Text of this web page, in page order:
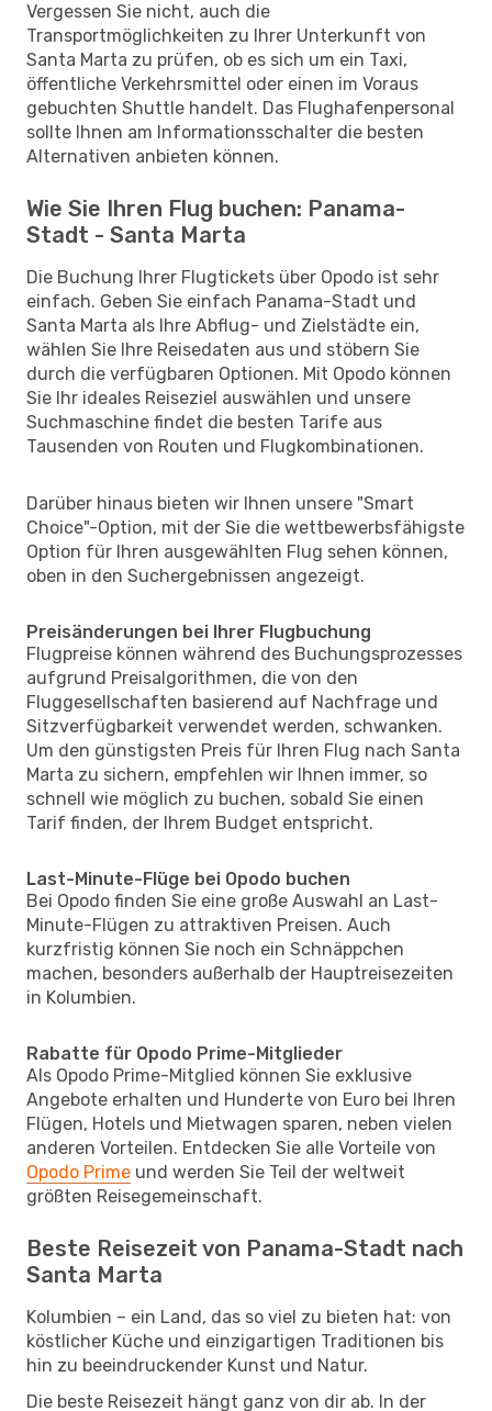
Vergessen Sie nicht, auch die
Transportmöglichkeiten zu Ihrer Unterkunft von
Santa Marta zu prüfen, ob es sich um ein Taxi,
öffentliche Verkehrsmittel oder einen im Voraus
gebuchten Shuttle handelt. Das Flughafenpersonal
sollte Ihnen am Informationsschalter die besten
Alternativen anbieten können.
Wie Sie Ihren Flug buchen: Panama-
Stadt - Santa Marta
Die Buchung Ihrer Flugtickets über Opodo ist sehr
einfach. Geben Sie einfach Panama-Stadt und
Santa Marta als Ihre Abflug- und Zielstädte ein,
wählen Sie Ihre Reisedaten aus und stöbern Sie
durch die verfügbaren Optionen. Mit Opodo können
Sie Ihr ideales Reiseziel auswählen und unsere
Suchmaschine findet die besten Tarife aus
Tausenden von Routen und Flugkombinationen.
Darüber hinaus bieten wir Ihnen unsere "Smart
Choice"-Option, mit der Sie die wettbewerbsfähigste
Option für Ihren ausgewählten Flug sehen können,
oben in den Suchergebnissen angezeigt.
Preisänderungen bei Ihrer Flugbuchung
Flugpreise können während des Buchungsprozesses
aufgrund Preisalgorithmen, die von den
Fluggesellschaften basierend auf Nachfrage und
Sitzverfügbarkeit verwendet werden, schwanken.
Um den günstigsten Preis für Ihren Flug nach Santa
Marta zu sichern, empfehlen wir Ihnen immer, so
schnell wie möglich zu buchen, sobald Sie einen
Tarif finden, der Ihrem Budget entspricht.
Last-Minute-Flüge bei Opodo buchen
Bei Opodo finden Sie eine große Auswahl an Last-
Minute-Flügen zu attraktiven Preisen. Auch
kurzfristig können Sie noch ein Schnäppchen
machen, besonders außerhalb der Hauptreisezeiten
in Kolumbien.
Rabatte für Opodo Prime-Mitglieder
Als Opodo Prime-Mitglied können Sie exklusive
Angebote erhalten und Hunderte von Euro bei Ihren
Flügen, Hotels und Mietwagen sparen, neben vielen
anderen Vorteilen. Entdecken Sie alle Vorteile von
Opodo Prime und werden Sie Teil der weltweit
größten Reisegemeinschaft.
Beste Reisezeit von Panama-Stadt nach
Santa Marta
Kolumbien – ein Land, das so viel zu bieten hat: von
köstlicher Küche und einzigartigen Traditionen bis
hin zu beeindruckender Kunst und Natur.
Die beste Reisezeit hängt ganz von dir ab. In der